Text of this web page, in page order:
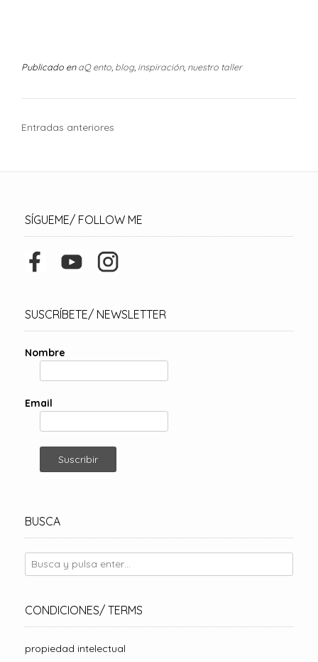
Publicado enaQ ento blog, inspiración, nuestro taller
N
g
a
n
d
e
t
Entradas anteriores
SÍGUEME/ FOLLOW ME
SUSCRÍBETE/ NEWSLETTER
Nombre
Email
BUSCA
CONDICIONES/ TERMS
propiedad intelectual